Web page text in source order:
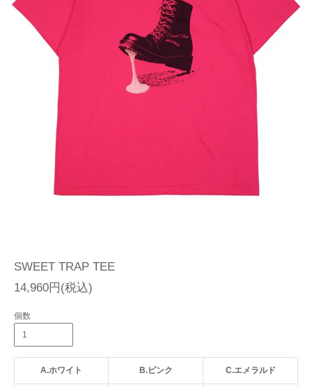
SWEET TRAP TEE
14,960円(税込)
個数
A.ホワイト B.ピンク C.エメラルド